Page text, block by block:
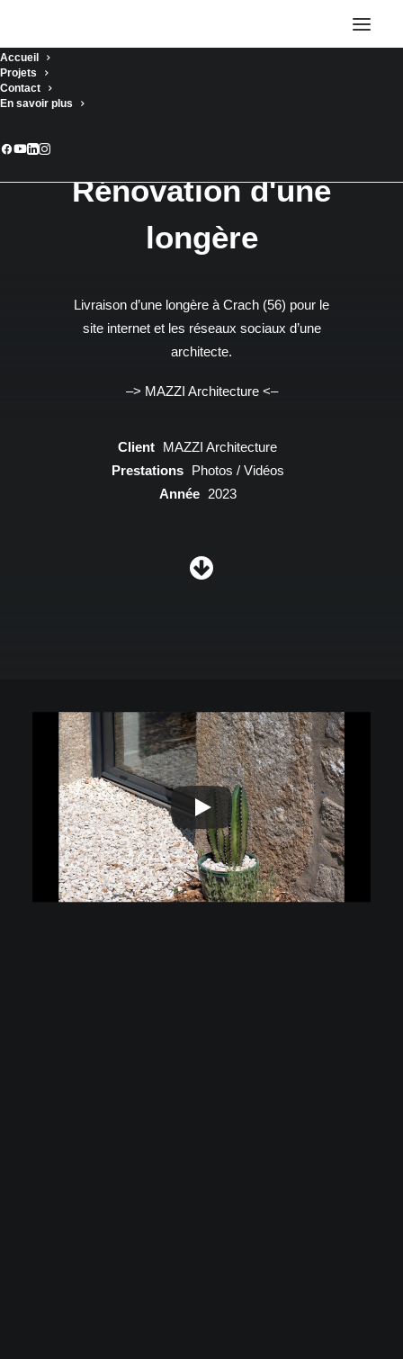
Accueil
Projets
Contact
En savoir plus
Rénovation d'une
longère
Livraison d’une longère à Crach (56) pour le
site internet et les réseaux sociaux d’une
architecte.
–> MAZZI Architecture <–
Client MAZZI Architecture
Prestations
Photos / Vidéos
Année
2023